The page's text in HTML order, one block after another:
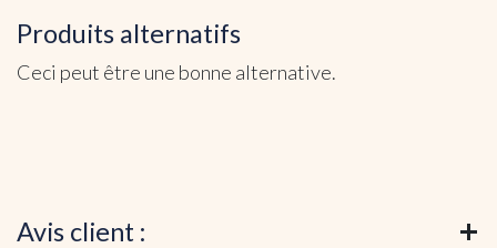
Produits alternatifs
Ceci peut être une bonne alternative.
Avis client :